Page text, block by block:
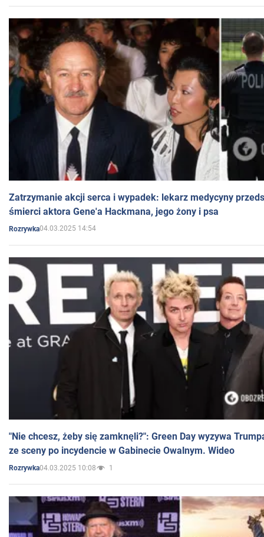
Zatrzymanie akcji serca i wypadek: lekarz medycyny
śmierci aktora Gene'a Hackmana, jego żony i psa
Rozrywka04.03.2025 14:54
"Nie chcesz, żeby się zamknęli?": Green Day wyzywa
ze sceny po incydencie w Gabinecie Owalnym. Wideo
Rozrywka04.03.2025 10:08 1